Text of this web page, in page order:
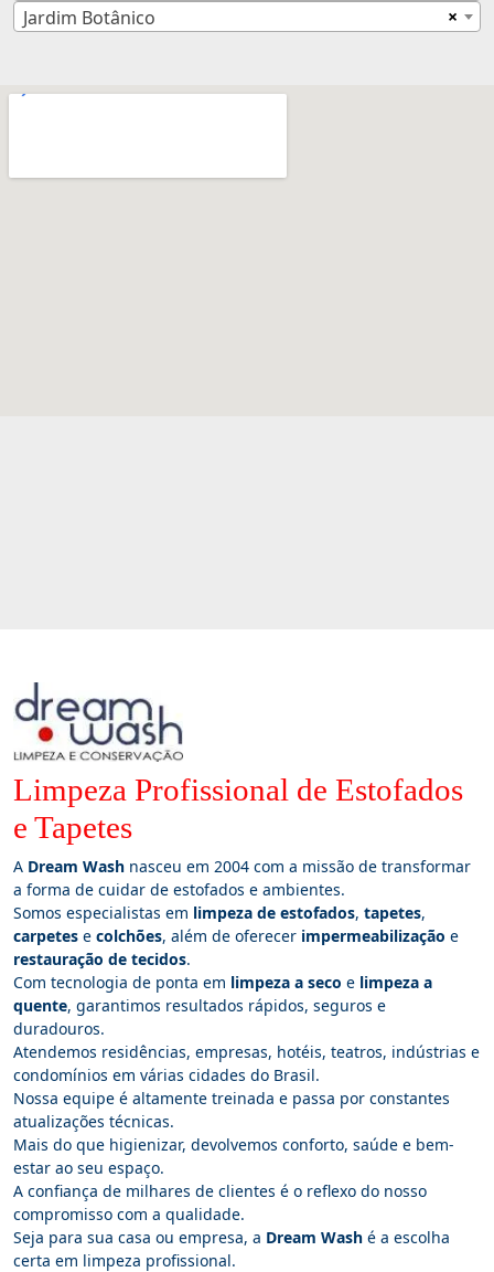
×
Jardim Botânico
Limpeza Profissional de Estofados
e Tapetes
A Dream Wash nasceu em 2004 com a missão de transformar
a forma de cuidar de estofados e ambientes.
Somos especialistas em limpeza de estofados, tapetes,
carpetes e colchões, além de oferecer impermeabilização e
restauração de tecidos.
Com tecnologia de ponta em limpeza a seco e limpeza a
quente, garantimos resultados rápidos, seguros e
duradouros.
Atendemos residências, empresas, hotéis, teatros, indústrias e
condomínios em várias cidades do Brasil.
Nossa equipe é altamente treinada e passa por constantes
atualizações técnicas.
Mais do que higienizar, devolvemos conforto, saúde e bem-
estar ao seu espaço.
A confiança de milhares de clientes é o reflexo do nosso
compromisso com a qualidade.
Seja para sua casa ou empresa, a Dream Wash é a escolha
certa em limpeza profissional.